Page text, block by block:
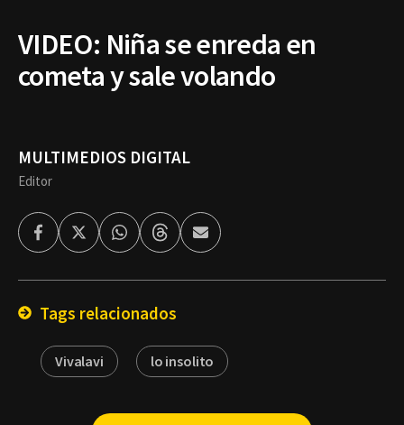
VIDEO: Niña se enreda en
cometa y sale volando
MULTIMEDIOS DIGITAL
Editor
FacebookTwitterWhatsappThreadsEnviar
por
Tags relacionados
Vivalavi lo insolito